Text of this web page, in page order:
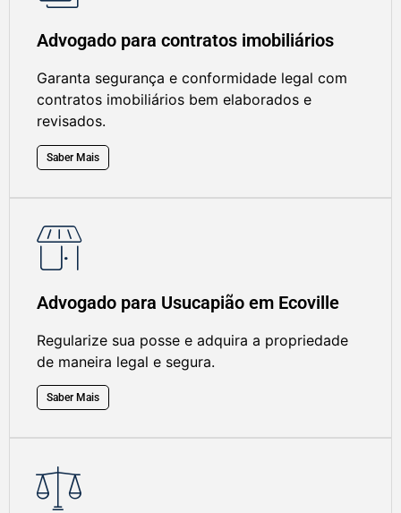
Advogado para contratos imobiliários
Garanta segurança e conformidade legal com
contratos imobiliários bem elaborados e
revisados.
Saber Mais
Advogado para Usucapião em Ecoville
Regularize sua posse e adquira a propriedade
de maneira legal e segura.
Saber Mais